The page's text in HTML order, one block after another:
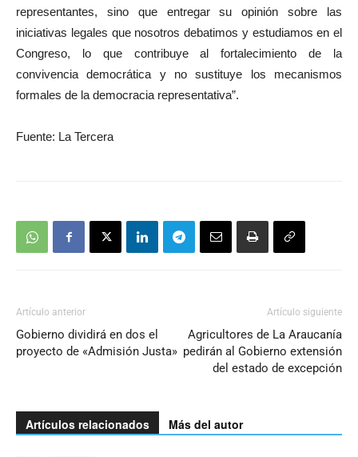
representantes, sino que entregar su opinión sobre las
iniciativas legales que nosotros debatimos y estudiamos en el
Congreso, lo que contribuye al fortalecimiento de la
convivencia democrática y no sustituye los mecanismos
formales de la democracia representativa”.
Fuente: La Tercera
Artículo anterior
Gobierno dividirá en dos el
proyecto de «Admisión Justa»
Artículo siguiente
Agricultores de La Araucanía
pedirán al Gobierno extensión
del estado de excepción
Artículos relacionados Más del autor